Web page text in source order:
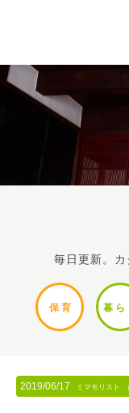
毎日更新。カ
保 育 暮ら
2019/06/17 ミマモリスト